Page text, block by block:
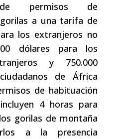
permisos de
a una tarifa de
los extranjeros no
dólares para los
y 750.000
de África
de habituación
4 horas para
gorilas de montaña
a la presencia